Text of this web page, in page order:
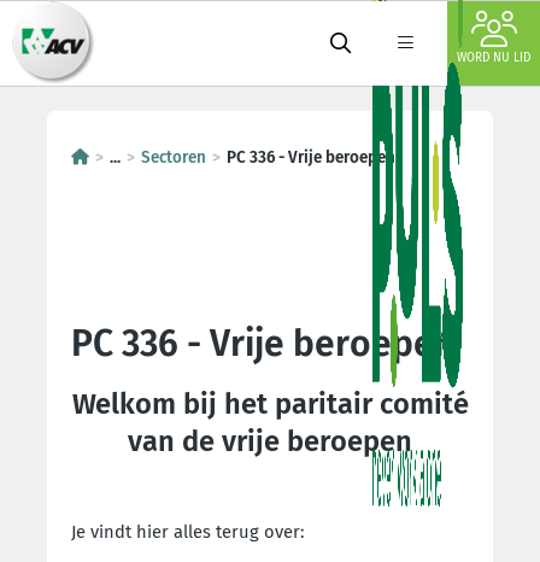
WORD NU LID
... Sectoren PC 336 - Vrije beroepen
PC 336 - Vrije beroepen
Welkom bij het paritair comité
van de vrije beroepen
Je vindt hier alles terug over: